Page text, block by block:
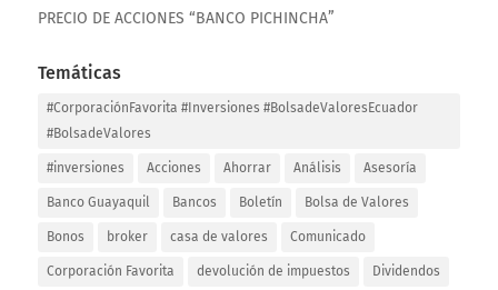
PRECIO DE ACCIONES “BANCO PICHINCHA”
Temáticas
#CorporaciónFavorita #Inversiones #BolsadeValoresEcuador
#BolsadeValores
#inversiones Acciones Ahorrar Análisis Asesoría
Banco Guayaquil Bancos Boletín Bolsa de Valores
Bonos broker casa de valores Comunicado
Corporación Favorita devolución de impuestos Dividendos